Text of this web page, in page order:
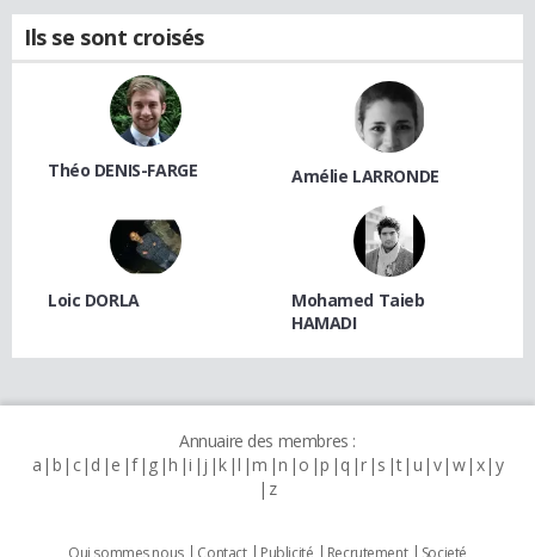
Ils se sont croisés
Théo DENIS-FARGE Amélie LARRONDE
Loic DORLA
Mohamed Taieb
HAMADI
Annuaire des membres :
a b c d e f g h i j k l m n o p q r s t u v w x y
z